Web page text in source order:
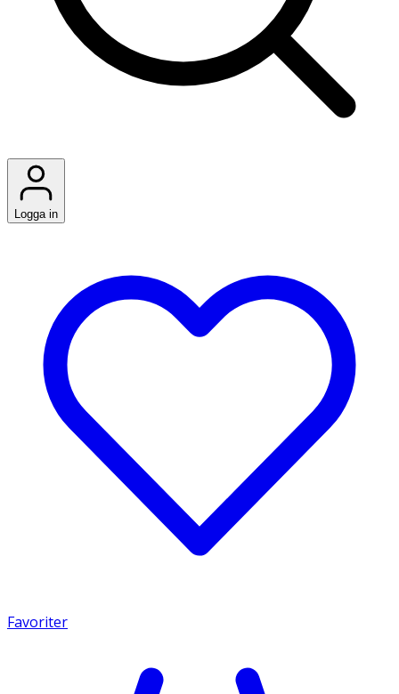
Logga in
Favoriter